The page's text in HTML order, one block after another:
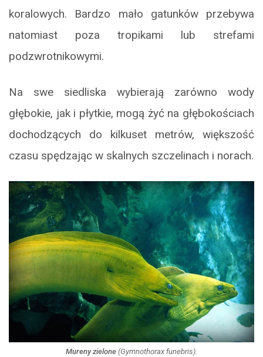
koralowych. Bardzo mało gatunków przebywa
natomiast poza tropikami lub strefami
podzwrotnikowymi.
Na swe siedliska wybierają zarówno wody
głębokie, jak i płytkie, mogą żyć na głębokościach
dochodzących do kilkuset metrów, większość
czasu spędzając w skalnych szczelinach i norach.
Mureny zielone (Gymnothorax funebris).